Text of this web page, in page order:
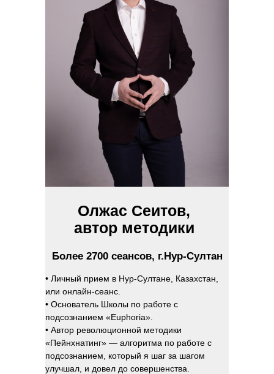
Олжас Сеитов,
автор методики
• Личный прием в Нур-Султане, Казахстан,
или онлайн-сеанс.
• Основатель Школы по работе с
подсознанием «Euphoria».
• Автор революционной методики
«Пейнхнатинг» — алгоритма по работе с
подсознанием, который я шаг за шагом
улучшал, и довел до совершенства.
Более 2700 сеансов, г.Нур-Султан